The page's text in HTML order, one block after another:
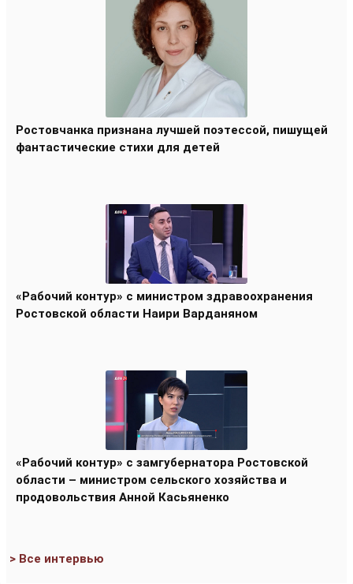
Ростовчанка признана лучшей поэтессой, пишущей
фантастические стихи для детей
«Рабочий контур» с министром здравоохранения
Ростовской области Наири Варданяном
«Рабочий контур» с замгубернатора Ростовской
области – министром сельского хозяйства и
продовольствия Анной Касьяненко
> Все интервью